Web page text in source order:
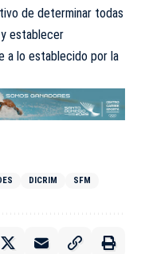
de determinar todas
establecer
a lo establecido por la
DICRIM SFM